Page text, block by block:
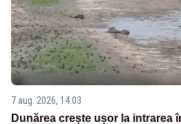
7 aug. 2026, 14:03
Dunărea crește ușor la intrarea